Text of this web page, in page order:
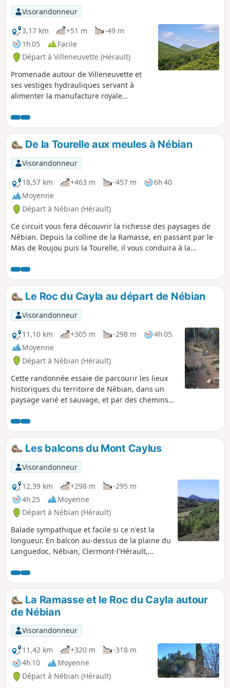
Visorandonneur
3,17 km
+51 m
-49 m
1h 05
Facile
Départ à Villeneuvette (Hérault)
Promenade autour de Villeneuvette et
ses vestiges hydrauliques servant à
alimenter la manufacture royale
De la Tourelle aux meules à Nébian
Visorandonneur
18,57 km
+463 m -457 m
6h 40
Moyenne
Départ à Nébian (Hérault)
Ce circuit vous fera découvrir la richesse des paysages de
Nébian. Depuis la colline de la Ramasse, en passant par le
Mas de Roujou puis la Tourelle, il vous conduira à la
Baumes en franchissant la Dourbie. Vous profiterez
également des paysages ombragés autour de Villeneuvette.
Au retour, votre sentier passera par la colline de Pichaures,
vue panoramique 360°.
Le Roc du Cayla au départ de Nébian
Visorandonneur
11,10 km
+305 m -298 m
4h 05
Moyenne
Départ à Nébian (Hérault)
Cette randonnée essaie de parcourir les lieux
historiques du territoire de Nébian, dans un
paysage varié et sauvage, et par des chemins
passagères tout en dégageant des points de
vue remarquables
Les balcons du Mont Caylus
Visorandonneur
12,39 km
+298 m
-295 m
4h 25
Moyenne
Départ à Nébian (Hérault)
Balade sympathique et facile si ce n'est la
longueur. En balcon au-dessus de la plaine du
Languedoc, Nébian, Clermont-l'Hérault,
La Ramasse et le Roc du Cayla autour
de Nébian
Visorandonneur
11,42 km
+320 m
-318 m
4h 10
Moyenne
Départ à Nébian (Hérault)